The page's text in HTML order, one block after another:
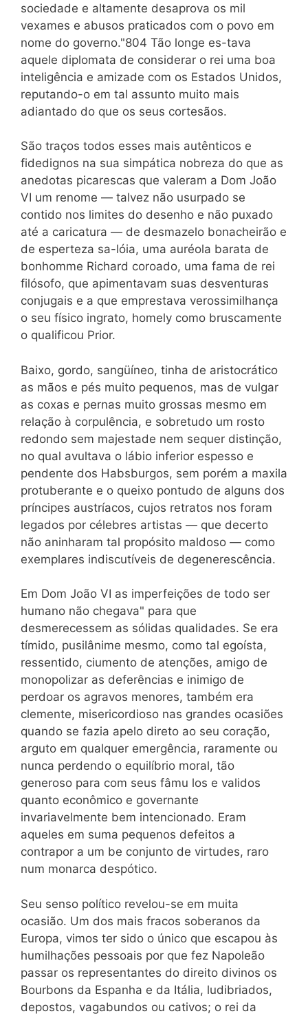
sociedade e altamente desaprova os mil
vexames e abusos praticados com o povo em
nome do governo."804 Tão longe es-tava
aquele diplomata de considerar o rei uma boa
inteligência e amizade com os Estados Unidos,
reputando-o em tal assunto muito mais
adiantado do que os seus cortesãos.
São traços todos esses mais autênticos e
fidedignos na sua simpática nobreza do que as
anedotas picarescas que valeram a Dom João
VI um renome — talvez não usurpado se
contido nos limites do desenho e não puxado
até a caricatura — de desmazelo bonacheirão e
de esperteza sa-lóia, uma auréola barata de
bonhomme Richard coroado, uma fama de rei
filósofo, que apimentavam suas desventuras
conjugais e a que emprestava verossimilhança
o seu físico ingrato, homely como bruscamente
o qualificou Prior.
Baixo, gordo, sangüíneo, tinha de aristocrático
as mãos e pés muito pequenos, mas de vulgar
as coxas e pernas muito grossas mesmo em
relação à corpulência, e sobretudo um rosto
redondo sem majestade nem sequer distinção,
no qual avultava o lábio inferior espesso e
pendente dos Habsburgos, sem porém a maxila
protuberante e o queixo pontudo de alguns dos
príncipes austríacos, cujos retratos nos foram
legados por célebres artistas — que decerto
não aninharam tal propósito maldoso — como
exemplares indiscutíveis de degenerescência.
Em Dom João VI as imperfeições de todo ser
humano não chegava" para que
desmerecessem as sólidas qualidades. Se era
tímido, pusilânime mesmo, como tal egoísta,
ressentido, ciumento de atenções, amigo de
monopolizar as deferências e inimigo de
perdoar os agravos menores, também era
clemente, misericordioso nas grandes ocasiões
quando se fazia apelo direto ao seu coração,
arguto em qualquer emergência, raramente ou
nunca perdendo o equilíbrio moral, tão
generoso para com seus fâmu los e validos
quanto econômico e governante
invariavelmente bem intencionado. Eram
aqueles em suma pequenos defeitos a
contrapor a um be conjunto de virtudes, raro
num monarca despótico.
Seu senso político revelou-se em muita
ocasião. Um dos mais fracos soberanos da
Europa, vimos ter sido o único que escapou às
humilhações pessoais por que fez Napoleão
passar os representantes do direito divinos os
Bourbons da Espanha e da Itália, ludibriados,
depostos, vagabundos ou cativos; o rei da